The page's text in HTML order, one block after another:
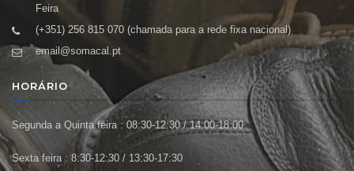
Feira
(+351) 256 815 070 (chamada para a rede fixa nacional)
email@somacal.pt
HORÁRIO
Segunda a Quinta feira : 08:30-12:30 / 14:00-18:00
Sexta feira : 8:30-12:30 / 13:30-17:30